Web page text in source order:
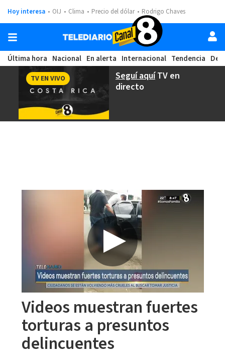
Hoy interesa OIJ Clima Precio del dólar Rodrigo Chaves
Última hora Nacional En alerta Internacional Tendencia
Seguí aquíTV en
directo
TV EN VIVO
Videos muestran fuertes
torturas a presuntos
delincuentes